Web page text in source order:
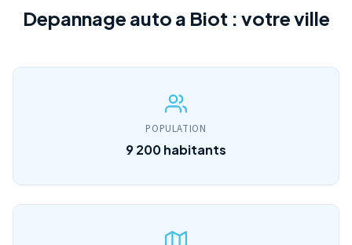
Depannage auto a Biot : votre ville
POPULATION
9 200 habitants